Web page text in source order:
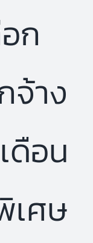
ก
จ้าง
ดือน
เศษ